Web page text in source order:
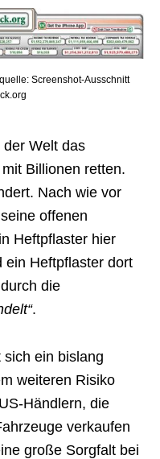
Screenshot-Ausschnitt
Welt das
Billionen retten.
Nach wie vor
offenen
Heftpflaster hier
ein Heftpflaster dort
die
.
ein bislang
weiteren Risiko
Händlern, die
verkaufen
große Sorgfalt bei